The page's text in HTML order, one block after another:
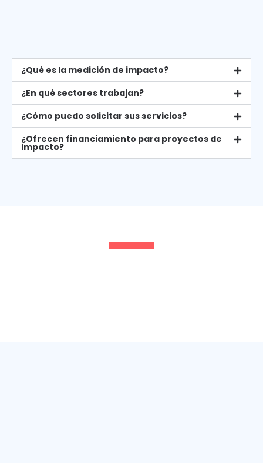
¿Qué es la medición de impacto?
¿En qué sectores trabajan?
¿Cómo puedo solicitar sus servicios?
¿Ofrecen financiamiento para proyectos de
impacto?